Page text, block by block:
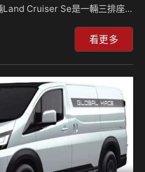
Cruiser Se是一輛三排座
未來風格，而車頭的設計也有著
小型電動皮卡也將在會場當中展
Se與現在的一般版本的
，稜角分明的感覺以及未來主義
封閉式的車頭設計加上細長的日
5,150mm、軸距來到3,05…
看更多